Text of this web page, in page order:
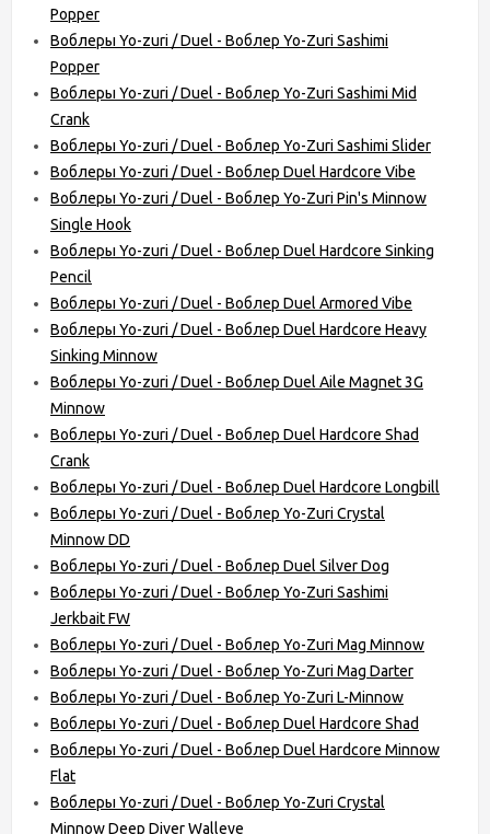
Popper
Воблеры Yo-zuri / Duel - Воблер Yo-Zuri Sashimi
Popper
Воблеры Yo-zuri / Duel - Воблер Yo-Zuri Sashimi Mid
Crank
Воблеры Yo-zuri / Duel - Воблер Yo-Zuri Sashimi Slider
Воблеры Yo-zuri / Duel - Воблер Duel Hardcore Vibe
Воблеры Yo-zuri / Duel - Воблер Yo-Zuri Pin's Minnow
Single Hook
Воблеры Yo-zuri / Duel - Воблер Duel Hardcore Sinking
Pencil
Воблеры Yo-zuri / Duel - Воблер Duel Armored Vibe
Воблеры Yo-zuri / Duel - Воблер Duel Hardcore Heavy
Sinking Minnow
Воблеры Yo-zuri / Duel - Воблер Duel Aile Magnet 3G
Minnow
Воблеры Yo-zuri / Duel - Воблер Duel Hardcore Shad
Crank
Воблеры Yo-zuri / Duel - Воблер Duel Hardcore Longbill
Воблеры Yo-zuri / Duel - Воблер Yo-Zuri Crystal
Minnow DD
Воблеры Yo-zuri / Duel - Воблер Duel Silver Dog
Воблеры Yo-zuri / Duel - Воблер Yo-Zuri Sashimi
Jerkbait FW
Воблеры Yo-zuri / Duel - Воблер Yo-Zuri Mag Minnow
Воблеры Yo-zuri / Duel - Воблер Yo-Zuri Mag Darter
Воблеры Yo-zuri / Duel - Воблер Yo-Zuri L-Minnow
Воблеры Yo-zuri / Duel - Воблер Duel Hardcore Shad
Воблеры Yo-zuri / Duel - Воблер Duel Hardcore Minnow
Flat
Воблеры Yo-zuri / Duel - Воблер Yo-Zuri Crystal
Minnow Deep Diver Walleye